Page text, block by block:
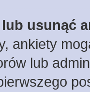
usunąć
ankiety
lub